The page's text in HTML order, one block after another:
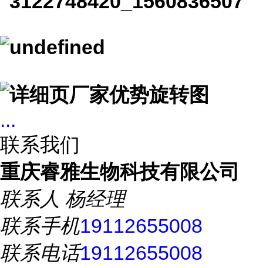
...
联系我们
重庆睿雅生物科技有限公司
联系人 杨经理
联系手机19112655008
联系电话19112655008